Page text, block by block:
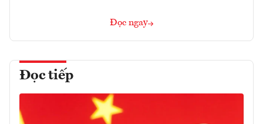
Đọc ngay
Đọc tiếp